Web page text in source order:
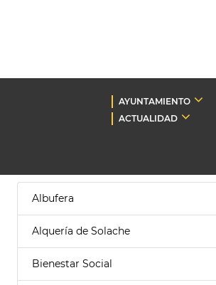
AYUNTAMIENTO
ACTUALIDAD
Albufera
Alquería de Solache
Bienestar Social